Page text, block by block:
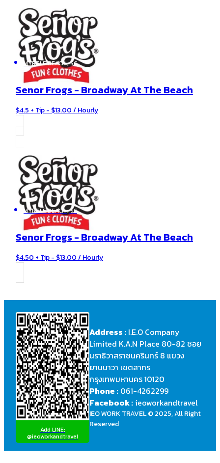
MYRTLE BEACH , SC
Senor Frogs - Broadway At The Beach
$4.5 + Tip - $13.00 / Hourly
MYRTLE BEACH , SC
Senor Frogs - Broadway At The Beach
$4.50 + Tip - $13.00 / Hourly
Add LINE:
@ieoworkandtravel
Address : I.E.O Company
Limited K.A.N Place 80-82 ซอย
นราธิวาสราชนครินทร์ 8 แขวง
ยานนาวา เขตสาทร
กรุงเทพมหานคร 10120
Phone : 061-4262299
Facebook : ieoworkandtravel
IEO WORK TRAVEL © 2025, All Right
Reserved